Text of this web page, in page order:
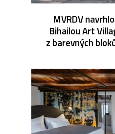
MVRDV
Bihailou Art
z barevných